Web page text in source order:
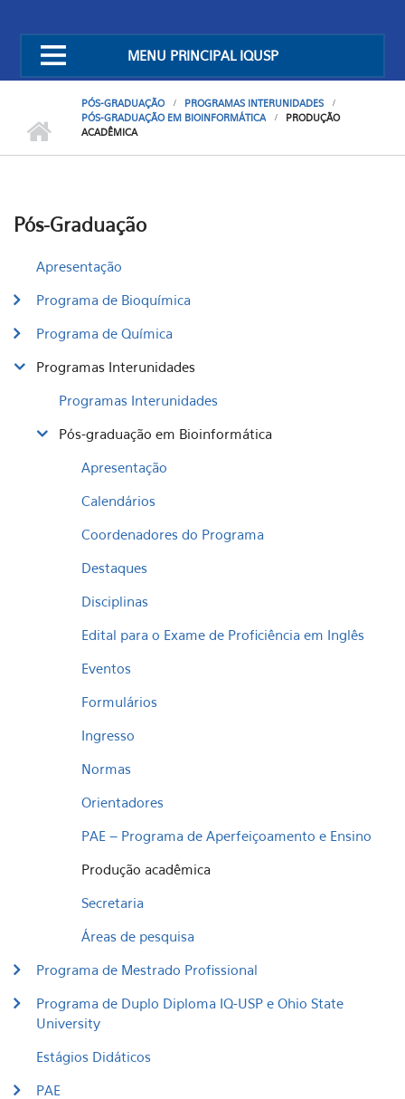
MENU PRINCIPAL IQUSP
PÓS-GRADUAÇÃO
PROGRAMAS INTERUNIDADES
PÓS-GRADUAÇÃO EM BIOINFORMÁTICA
PRODUÇÃO
ACADÊMICA
Pós-Graduação
Apresentação
Programa de Bioquímica
Programa de Química
Programas Interunidades
Programas Interunidades
Pós-graduação em Bioinformática
Apresentação
Calendários
Coordenadores do Programa
Destaques
Disciplinas
Edital para o Exame de Proficiência em Inglês
Eventos
Formulários
Ingresso
Normas
Orientadores
PAE – Programa de Aperfeiçoamento e Ensino
Produção acadêmica
Secretaria
Áreas de pesquisa
Programa de Mestrado Profissional
Programa de Duplo Diploma IQ-USP e Ohio State
University
Estágios Didáticos
PAE